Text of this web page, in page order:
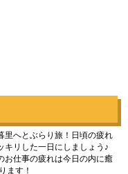
里へとぶらり旅！日頃の疲れ
キリした一日にしましょう♪
お仕事の疲れは今日の内に癒
ます！